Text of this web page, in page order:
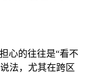
心的往往是“看不
法，尤其在跨区